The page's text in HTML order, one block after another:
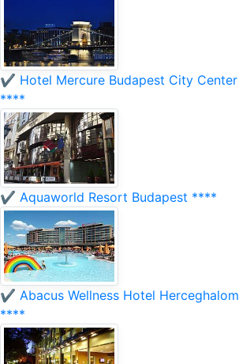
✔️ Hotel Mercure Budapest City Center
****
✔️ Aquaworld Resort Budapest ****
✔️ Abacus Wellness Hotel Herceghalom
****